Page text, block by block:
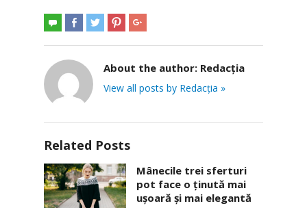
About the author: Redacția
View all posts by Redacția »
Related Posts
Mânecile trei sferturi
pot face o ținută mai
ușoară și mai elegantă